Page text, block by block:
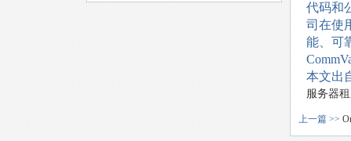
代码和
司在使
能、可
本文出
服务器
上一篇 >>